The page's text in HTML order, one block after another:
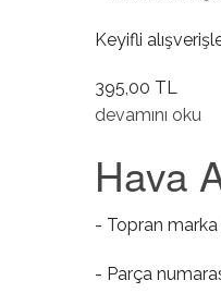
Keyifli
395,00 TL
Depo Boğaz
devamını oku
Hava
- Topran
- Parça